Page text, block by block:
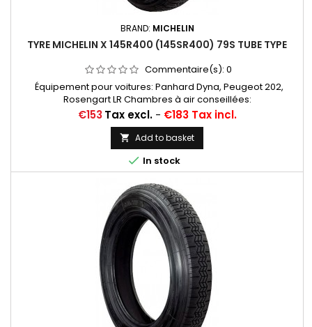
BRAND: MICHELIN
TYRE MICHELIN X 145R400 (145SR400) 79S TUBE TYPE
Commentaire(s): 0
Équipement pour voitures: Panhard Dyna, Peugeot 202,
Rosengart LR Chambres à air conseillées:
550X16/165X16/165X400 MICHELIN VALVE OBLIQUE (16E13)
Price
€153 Tax excl.- €183 Tax incl.
 Add to basket
 In stock